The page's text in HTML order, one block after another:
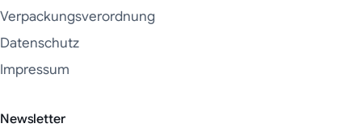
Verpackungsverordnung
Datenschutz
Impressum
Newsletter